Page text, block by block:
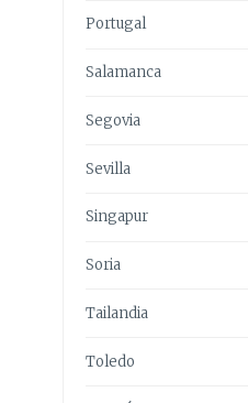
Portugal
Salamanca
Segovia
Sevilla
Singapur
Soria
Tailandia
Toledo